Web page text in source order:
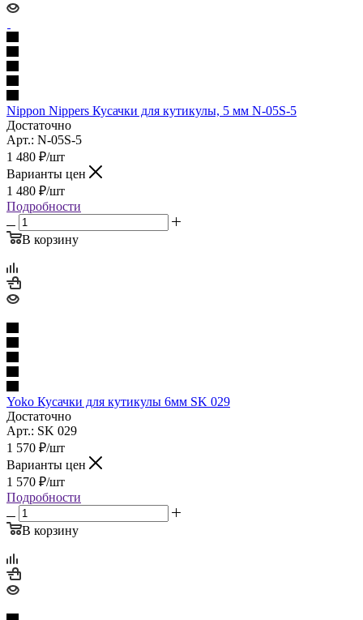
Nippon Nippers Кусачки для кутикулы, 5 мм N-05S-5
Достаточно
Арт.: N-05S-5
1 480 ₽/шт
Варианты цен
1 480 ₽/шт
Подробности
В корзину
Yoko Кусачки для кутикулы 6мм SK 029
Достаточно
Арт.: SK 029
1 570 ₽/шт
Варианты цен
1 570 ₽/шт
Подробности
В корзину